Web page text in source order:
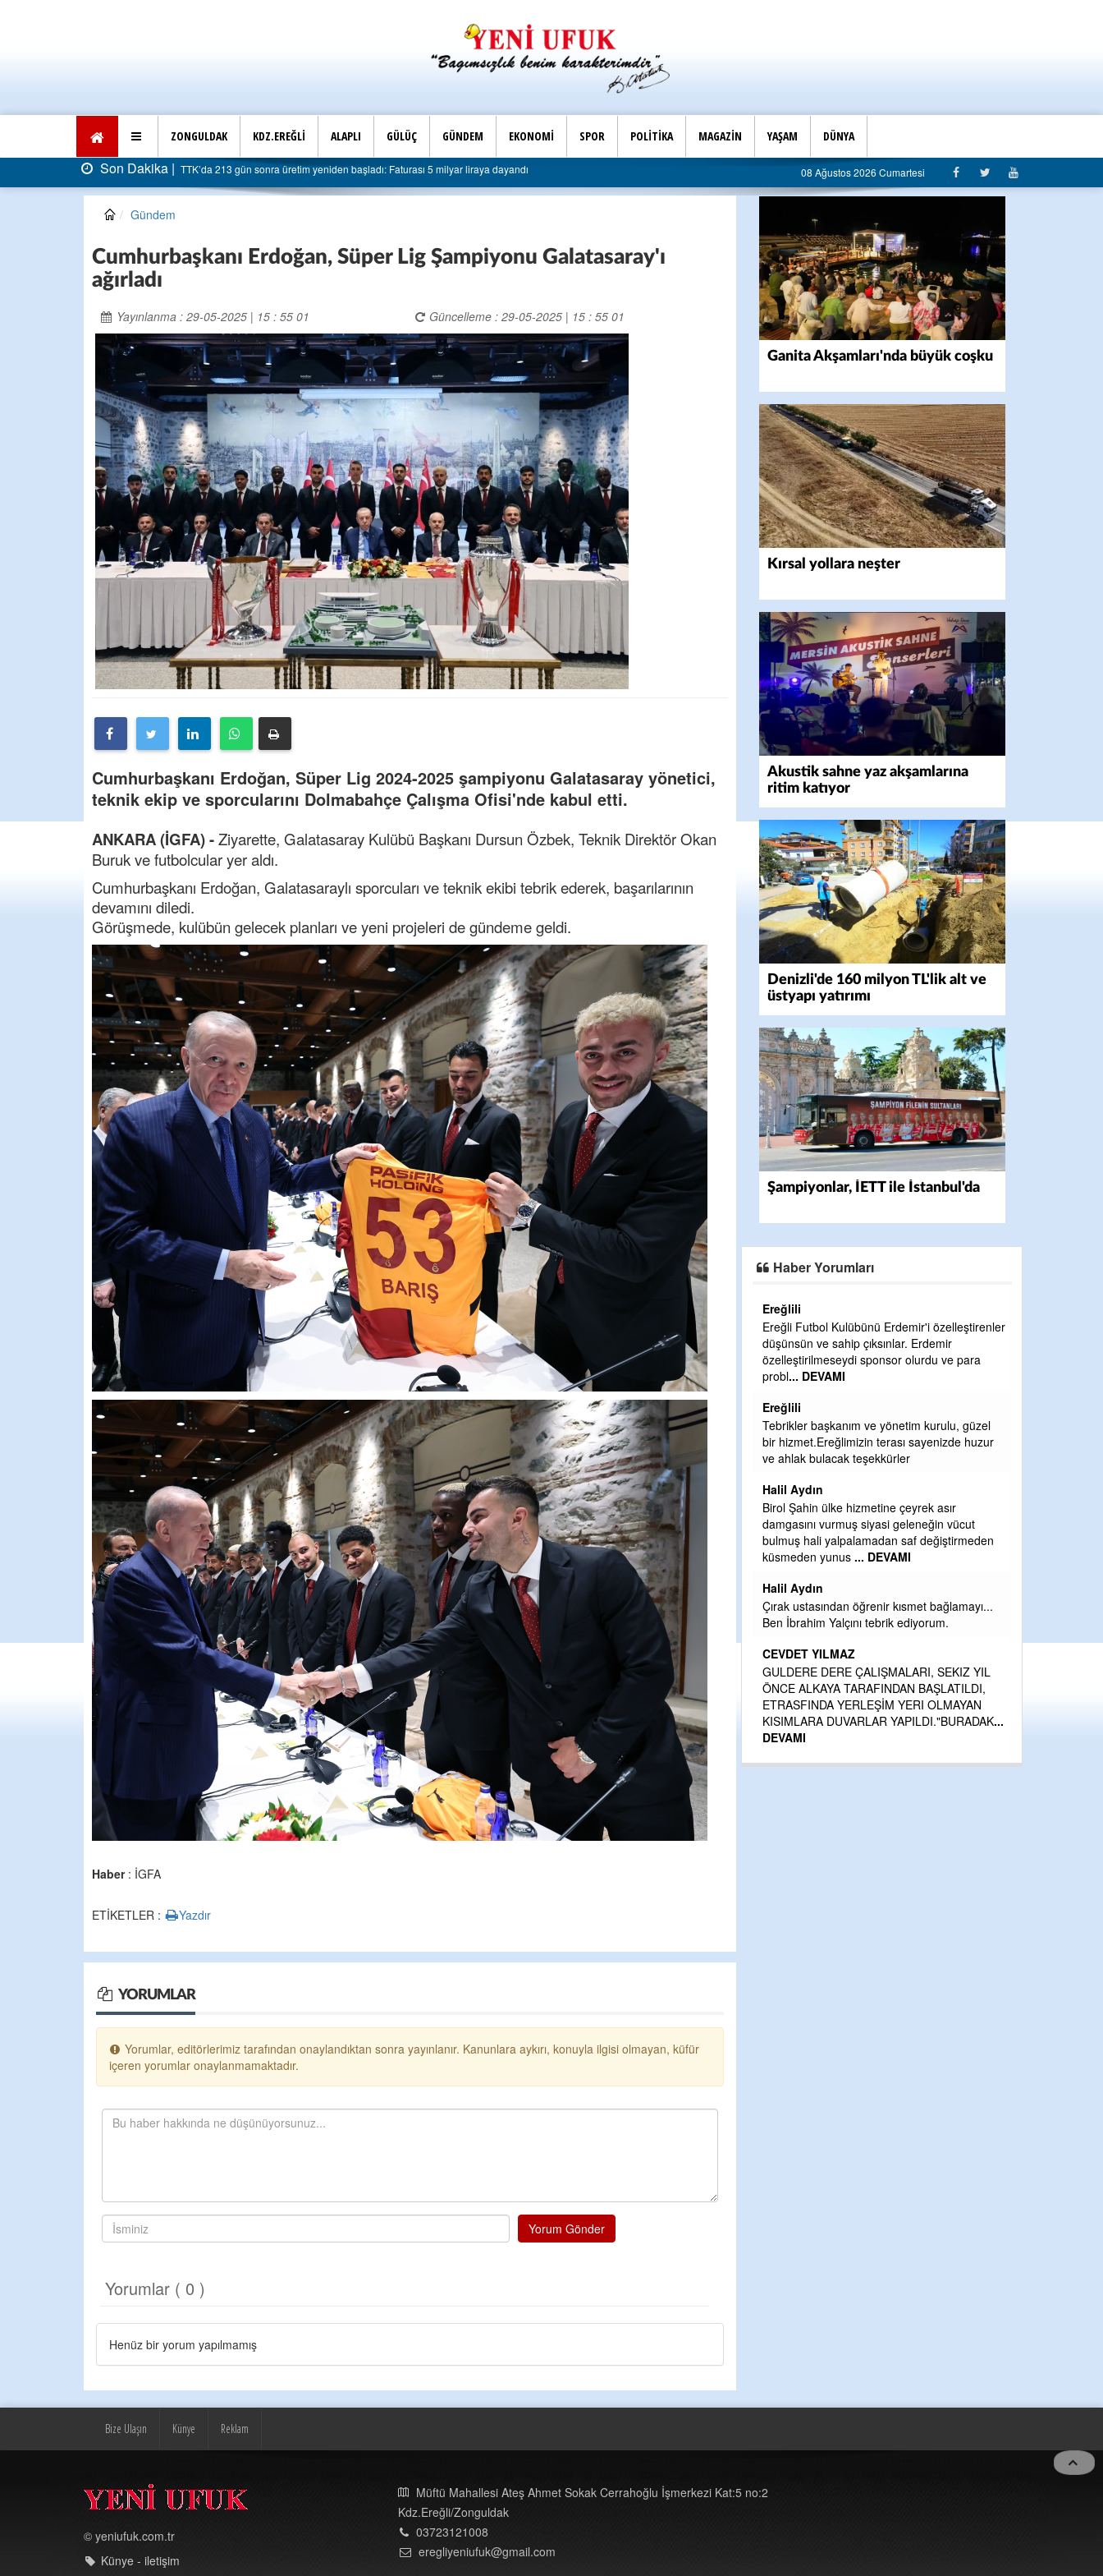
ZONGULDAK KDZ.EREĞLİ ALAPLI GÜLÜÇ GÜNDEM EKONOMİ SPOR POLİTİKA MAGAZİN YAŞAM DÜNYA
Son Dakika | AK Parti Ereğli İlçe Başkanlığı’ndan belediyeye sert eleştiri: “Algı siyaseti değil, hizmet belediyeciliği” 08 Ağustos 2026 Cumartesi
Gündem
Cumhurbaşkanı Erdoğan, Süper Lig Şampiyonu Galatasaray'ı
ağırladı
Yayınlanma : 29-05-2025 | 15 : 55 01 Güncelleme : 29-05-2025 | 15 : 55 01
Cumhurbaşkanı Erdoğan, Süper Lig 2024-2025 şampiyonu Galatasaray yönetici,
teknik ekip ve sporcularını Dolmabahçe Çalışma Ofisi'nde kabul etti.
ANKARA (İGFA) -Ziyarette, Galatasaray Kulübü Başkanı Dursun Özbek, Teknik Direktör Okan
Buruk ve futbolcular yer aldı.
Cumhurbaşkanı Erdoğan, Galatasaraylı sporcuları ve teknik ekibi tebrik ederek, başarılarının
devamını diledi.
Görüşmede, kulübün gelecek planları ve yeni projeleri de gündeme geldi.
Haber: İGFA
ETİKETLER : Yazdır
YORUMLAR
Yorumlar, editörlerimiz tarafından onaylandıktan sonra yayınlanır. Kanunlara aykırı, konuyla ilgisi olmayan, küfür
içeren yorumlar onaylanmamaktadır.
Yorum Gönder
Yorumlar ( 0 )
Henüz bir yorum yapılmamış
Ganita Akşamları'nda büyük coşku
Kırsal yollara neşter
Akustik sahne yaz akşamlarına
ritim katıyor
Denizli'de 160 milyon TL'lik alt ve
üstyapı yatırımı
Şampiyonlar, İETT ile İstanbul'da
Haber Yorumları
chpli erol
Milletin kurduğu partiydi dimi bu chpde
mücadele edecektiniz ayrılmayacaktınız bi sürü
belediye başkanı yolsuzluktan tutuklandı lider
özgü
... DEVAMI
Ereğlili
İşçiden kısılarak edilen kar tatmetal maaşları
yakında Erdemir maaşlarını geçecek
Kazim öztürk
Elinize emeğinize saglık çok iyi düşünülmüş
pureje kandili tekrar hayat bulacak.
Tufan
Helal
Cengiz GÜZEL
Başkana teşekkür Ederim Sağolsun ,10
senedir mendirekte Her yaz Aileden temizlik
terbiyesi Almamış pis insanların Çöplerini
toplayıp Kon
Ereğlili
Ereğli Futbol Kulübünü Erdemir'i özelleştirenler
düşünsün ve sahip çıksınlar. Erdemir
özelleştirilmeseydi sponsor olurdu ve para
probl... DEVAMI
Ereğlili
Tebrikler başkanım ve yönetim kurulu, güzel
bir hizmet.Ereğlimizin terası sayenizde huzur
ve ahlak bulacak teşekkürler
Halil Aydın
Birol Şahin ülke hizmetine çeyrek asır
damgasını vurmuş siyasi geleneğin vücut
bulmuş hali yalpalamadan saf değiştirmeden
küsmeden yunus ... DEVAMI
Halil Aydın
Çırak ustasından öğrenir kısmet bağlamayı...
Ben İbrahim Yalçını tebrik ediyorum.
CEVDET YILMAZ
GULDERE DERE ÇALIŞMALARI, SEKIZ YIL
ÖNCE ALKAYA TARAFINDAN BAŞLATILDI,
ETRASFINDA YERLEŞİM YERI OLMAYAN
KISIMLARA DUVARLAR YAPILDI."BURADAK...
DEVAMI
Bize Ulaşın Künye Reklam
© yeniufuk.com.tr
Künye - iletişim
Müftü Mahallesi Ateş Ahmet Sokak Cerrahoğlu İşmerkezi Kat:5 no:2
Kdz.Ereğli/Zonguldak
03723121008
eregliyeniufuk@gmail.com